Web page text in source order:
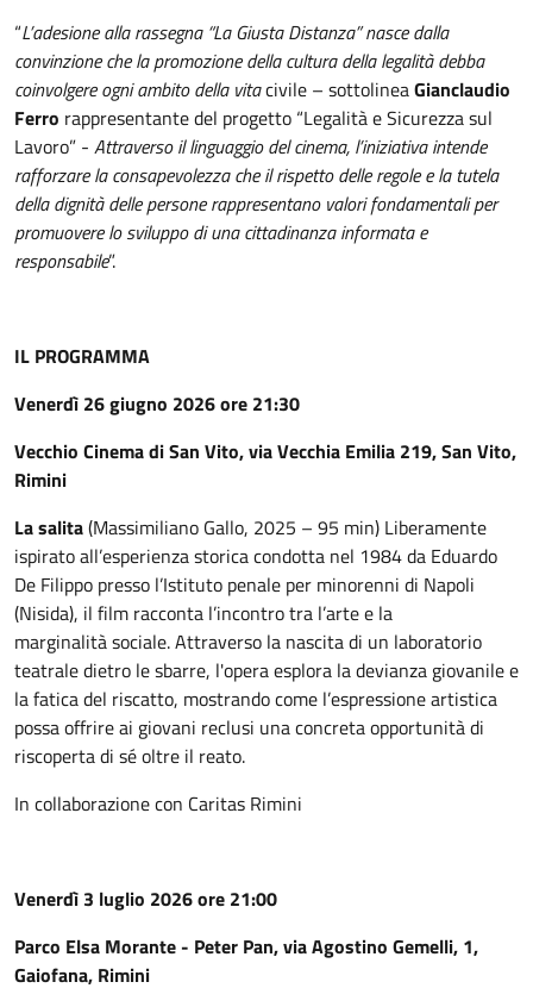
“L’adesione alla rassegna “La Giusta Distanza” nasce dalla
convinzione che la promozione della cultura della legalità debba
coinvolgere ogni ambito della vitacivile – sottolineaGianclaudio
Ferro rappresentante del progetto “Legalità e Sicurezza sul
Lavoro” - Attraverso il linguaggio del cinema, l’iniziativa intende
rafforzare la consapevolezza che il rispetto delle regole e la tutela
della dignità delle persone rappresentano valori fondamentali per
promuovere lo sviluppo di una cittadinanza informata e
responsabile”.
IL PROGRAMMA
Venerdì 26 giugno 2026 ore 21:30
Vecchio Cinema di San Vito, via Vecchia Emilia 219, San Vito,
Rimini
La salita(Massimiliano Gallo, 2025 – 95 min) Liberamente
ispirato all’esperienza storica condotta nel 1984 da Eduardo
De Filippo presso l’Istituto penale per minorenni di Napoli
(Nisida), il film racconta l’incontro tra l’arte e la
marginalità sociale. Attraverso la nascita di un laboratorio
teatrale dietro le sbarre, l'opera esplora la devianza giovanile e
la fatica del riscatto, mostrando come l’espressione artistica
possa offrire ai giovani reclusi una concreta opportunità di
riscoperta di sé oltre il reato.
In collaborazione con Caritas Rimini
Venerdì 3 luglio 2026 ore 21:00
Parco Elsa Morante - Peter Pan, via Agostino Gemelli, 1,
Gaiofana, Rimini